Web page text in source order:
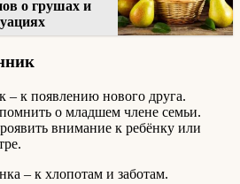
о грушах и
к появлению нового друга.
о младшем члене семьи.
внимание к ребёнку или
– к хлопотам и заботам.